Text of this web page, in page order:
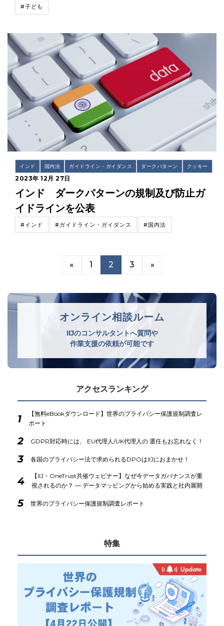
#子ども
インド 国内法 ガイドライン・ガイダンス ダークパターン クッキー
2023年 12月 27日
インド ダークパターンの規制及び防止ガ
イドラインを公表
#インド #ガイドライン・ガイダンス #国内法
« 1 2 3 »
オンライン相談ルーム
IIJのコンサルタントへ質問や
作業支援の依頼が可能です
アクセスランキング
1
【無料eBookダウンロード】世界のプライバシー保護規制調査レ
ポート
2 GDPR対応時には、 EU代理人/UK代理人の 選任もお忘れなく！
3 各国のプライバシー法で求められるDPOはIIJにおまかせ！
4
【IIJ・OneTrust共催ウェビナー】なぜ今データガバナンスが重
視されるのか？ ― データマッピングから始める実践と社内展開
5 世界のプライバシー保護規制調査レポート
特集